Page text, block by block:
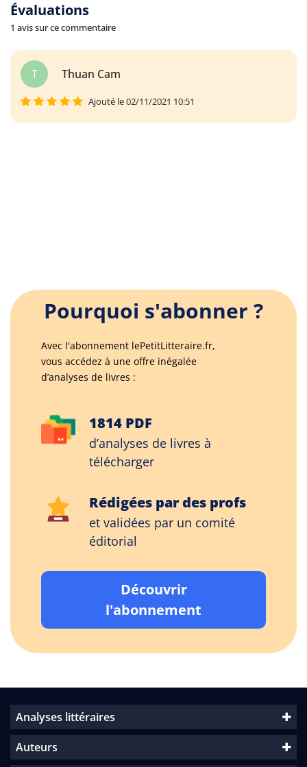
Évaluations
1 avis sur ce commentaire
T Thuan Cam
Ajouté le 02/11/2021 10:51
Pourquoi s'abonner ?
Avec l'abonnement lePetitLitteraire.fr,
vous accédez à une offre inégalée
d’analyses de livres :
1814 PDF
d’analyses de livres à
télécharger
Rédigées par des profs
et validées par un comité
éditorial
Découvrir
l'abonnement
Analyses littéraires
Auteurs